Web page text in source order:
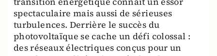
spectaculaire mais aussi de sérieuses
turbulences. Derrière le succès du
photovoltaïque se cache un défi colossal :
des réseaux électriques conçus pour un